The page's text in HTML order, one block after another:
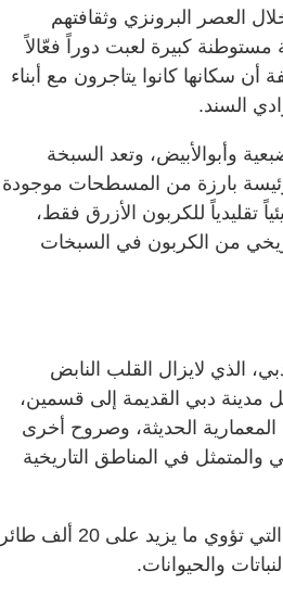
العصر البرونزي وثقافتهم
مستوطنة كبيرة لعبت دوراً فعّالاً
أن سكانها كانوا يتاجرون مع أبناء
السند.
وأبوالأبيض، وتعد السبخة
رئيسة بارزة من المسطحات موجودة
تقليدياً للكربون الأزرق فقط،
من الكربون في السبخات
الذي لايزال القلب النابض
مدينة دبي القديمة إلى قسمين،
الحديثة، وصروح أخرى
والمتمثل في المناطق التاريخية
ويمتد الخور نحو محمية الحياة البرية في رأس الخور التي تؤوي ما يزيد على 20 ألف طائر